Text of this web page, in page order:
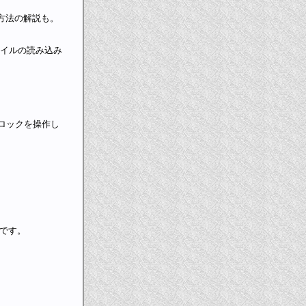
の解説も。
ルの読み込み
ックを操作し
す。